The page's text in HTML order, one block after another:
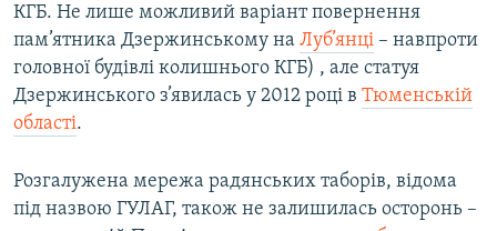
КГБ. Не лише можливий варіант повернення
пам’ятника Дзержинському на Луб’янці – навпроти
головної будівлі колишнього КГБ) , але статуя
Дзержинського з’явилась у 2012 році в Тюменській
області.
Розгалужена мережа радянських таборів, відома
під назвою ГУЛАГ, також не залишилась осторонь –